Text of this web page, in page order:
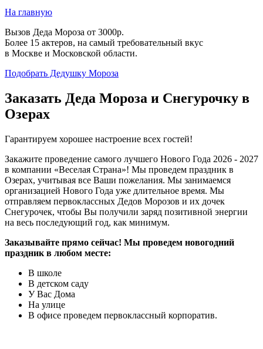
На главную
Вызов Деда Мороза от 3000р.
Более 15 актеров, на самый требовательный вкус
в Москве и Московской области.
Подобрать Дедушку Мороза
Заказать Деда Мороза и Снегурочку в
Озерах
Гарантируем хорошее настроение всех гостей!
Закажите проведение самого лучшего Нового Года 2026 - 2027
в компании «Веселая Страна»! Мы проведем праздник в
Озерах, учитывая все Ваши пожелания. Мы занимаемся
организацией Нового Года уже длительное время. Мы
отправляем первоклассных Дедов Морозов и их дочек
Снегурочек, чтобы Вы получили заряд позитивной энергии
на весь последующий год, как минимум.
Заказывайте прямо сейчас! Мы проведем новогодний
праздник в любом месте:
В школе
В детском саду
У Вас Дома
На улице
В офисе проведем первоклассный корпоратив.